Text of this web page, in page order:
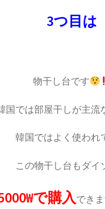
3つ目は
物干し台です
国では部屋干しが主流
韓国ではよく使われ
この物干し台もダイ
で購入でき